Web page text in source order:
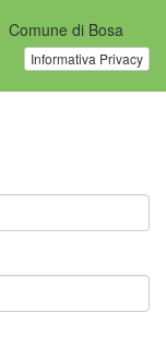
Comune di Bosa
Informativa Privacy